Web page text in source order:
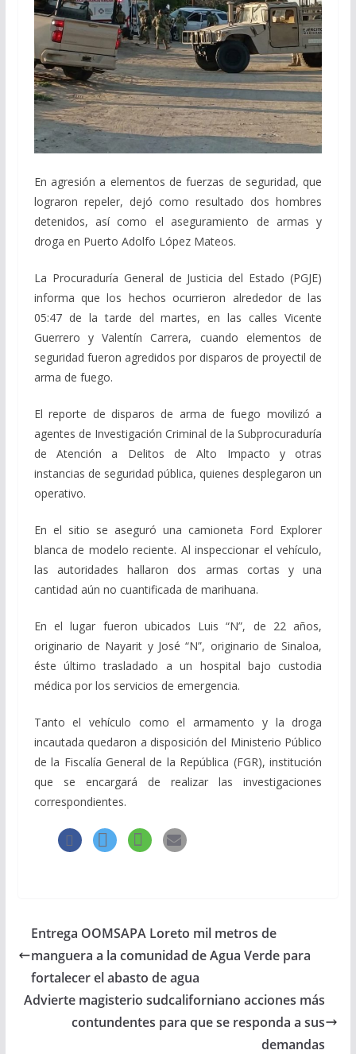
En agresión a elementos de fuerzas de seguridad, que
lograron repeler, dejó como resultado dos hombres
detenidos, así como el aseguramiento de armas y
droga en Puerto Adolfo López Mateos.
La Procuraduría General de Justicia del Estado (PGJE)
informa que los hechos ocurrieron alrededor de las
05:47 de la tarde del martes, en las calles Vicente
Guerrero y Valentín Carrera, cuando elementos de
seguridad fueron agredidos por disparos de proyectil de
arma de fuego.
El reporte de disparos de arma de fuego movilizó a
agentes de Investigación Criminal de la Subprocuraduría
de Atención a Delitos de Alto Impacto y otras
instancias de seguridad pública, quienes desplegaron un
operativo.
En el sitio se aseguró una camioneta Ford Explorer
blanca de modelo reciente. Al inspeccionar el vehículo,
las autoridades hallaron dos armas cortas y una
cantidad aún no cuantificada de marihuana.
En el lugar fueron ubicados Luis “N”, de 22 años,
originario de Nayarit y José “N”, originario de Sinaloa,
éste último trasladado a un hospital bajo custodia
médica por los servicios de emergencia.
Tanto el vehículo como el armamento y la droga
incautada quedaron a disposición del Ministerio Público
de la Fiscalía General de la República (FGR), institución
que se encargará de realizar las investigaciones
correspondientes.
Entrega OOMSAPA Loreto mil metros de
manguera a la comunidad de Agua Verde para
fortalecer el abasto de agua
Advierte magisterio sudcaliforniano acciones más
contundentes para que se responda a sus
demandas